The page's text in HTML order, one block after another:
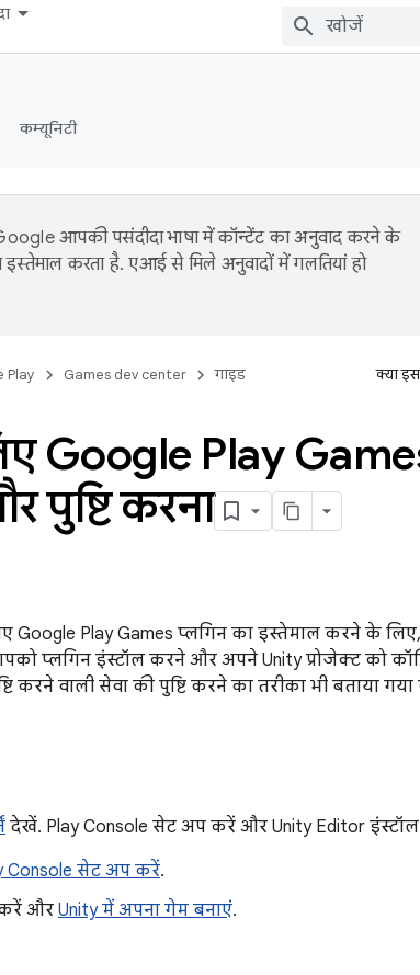
कम्यूनिटी
आपकी पसंदीदा भाषा में कॉन्टेंट का अनुवाद करने के
करता है. एआई से मिले अनुवादों में गलतियां हो
Play Games dev center गाइड क्या
Google Play
पुष्टि करना
Google Play Games प्लगिन का इस्तेमाल करने के
प्लगिन इंस्टॉल करने और अपने Unity प्रोजेक्ट को
करने वाली सेवा की पुष्टि करने का तरीका भी बताया गया
देखें. Play Console सेट अप करें और Unity Editor
Console सेट अप करें.
करें और Unity में अपना गेम बनाएं.